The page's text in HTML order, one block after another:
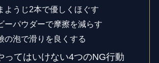
ようじ2本で優しくほぐす
ーパウダーで摩擦を減らす
の泡で滑りを良くする
ってはいけない4つのNG行動